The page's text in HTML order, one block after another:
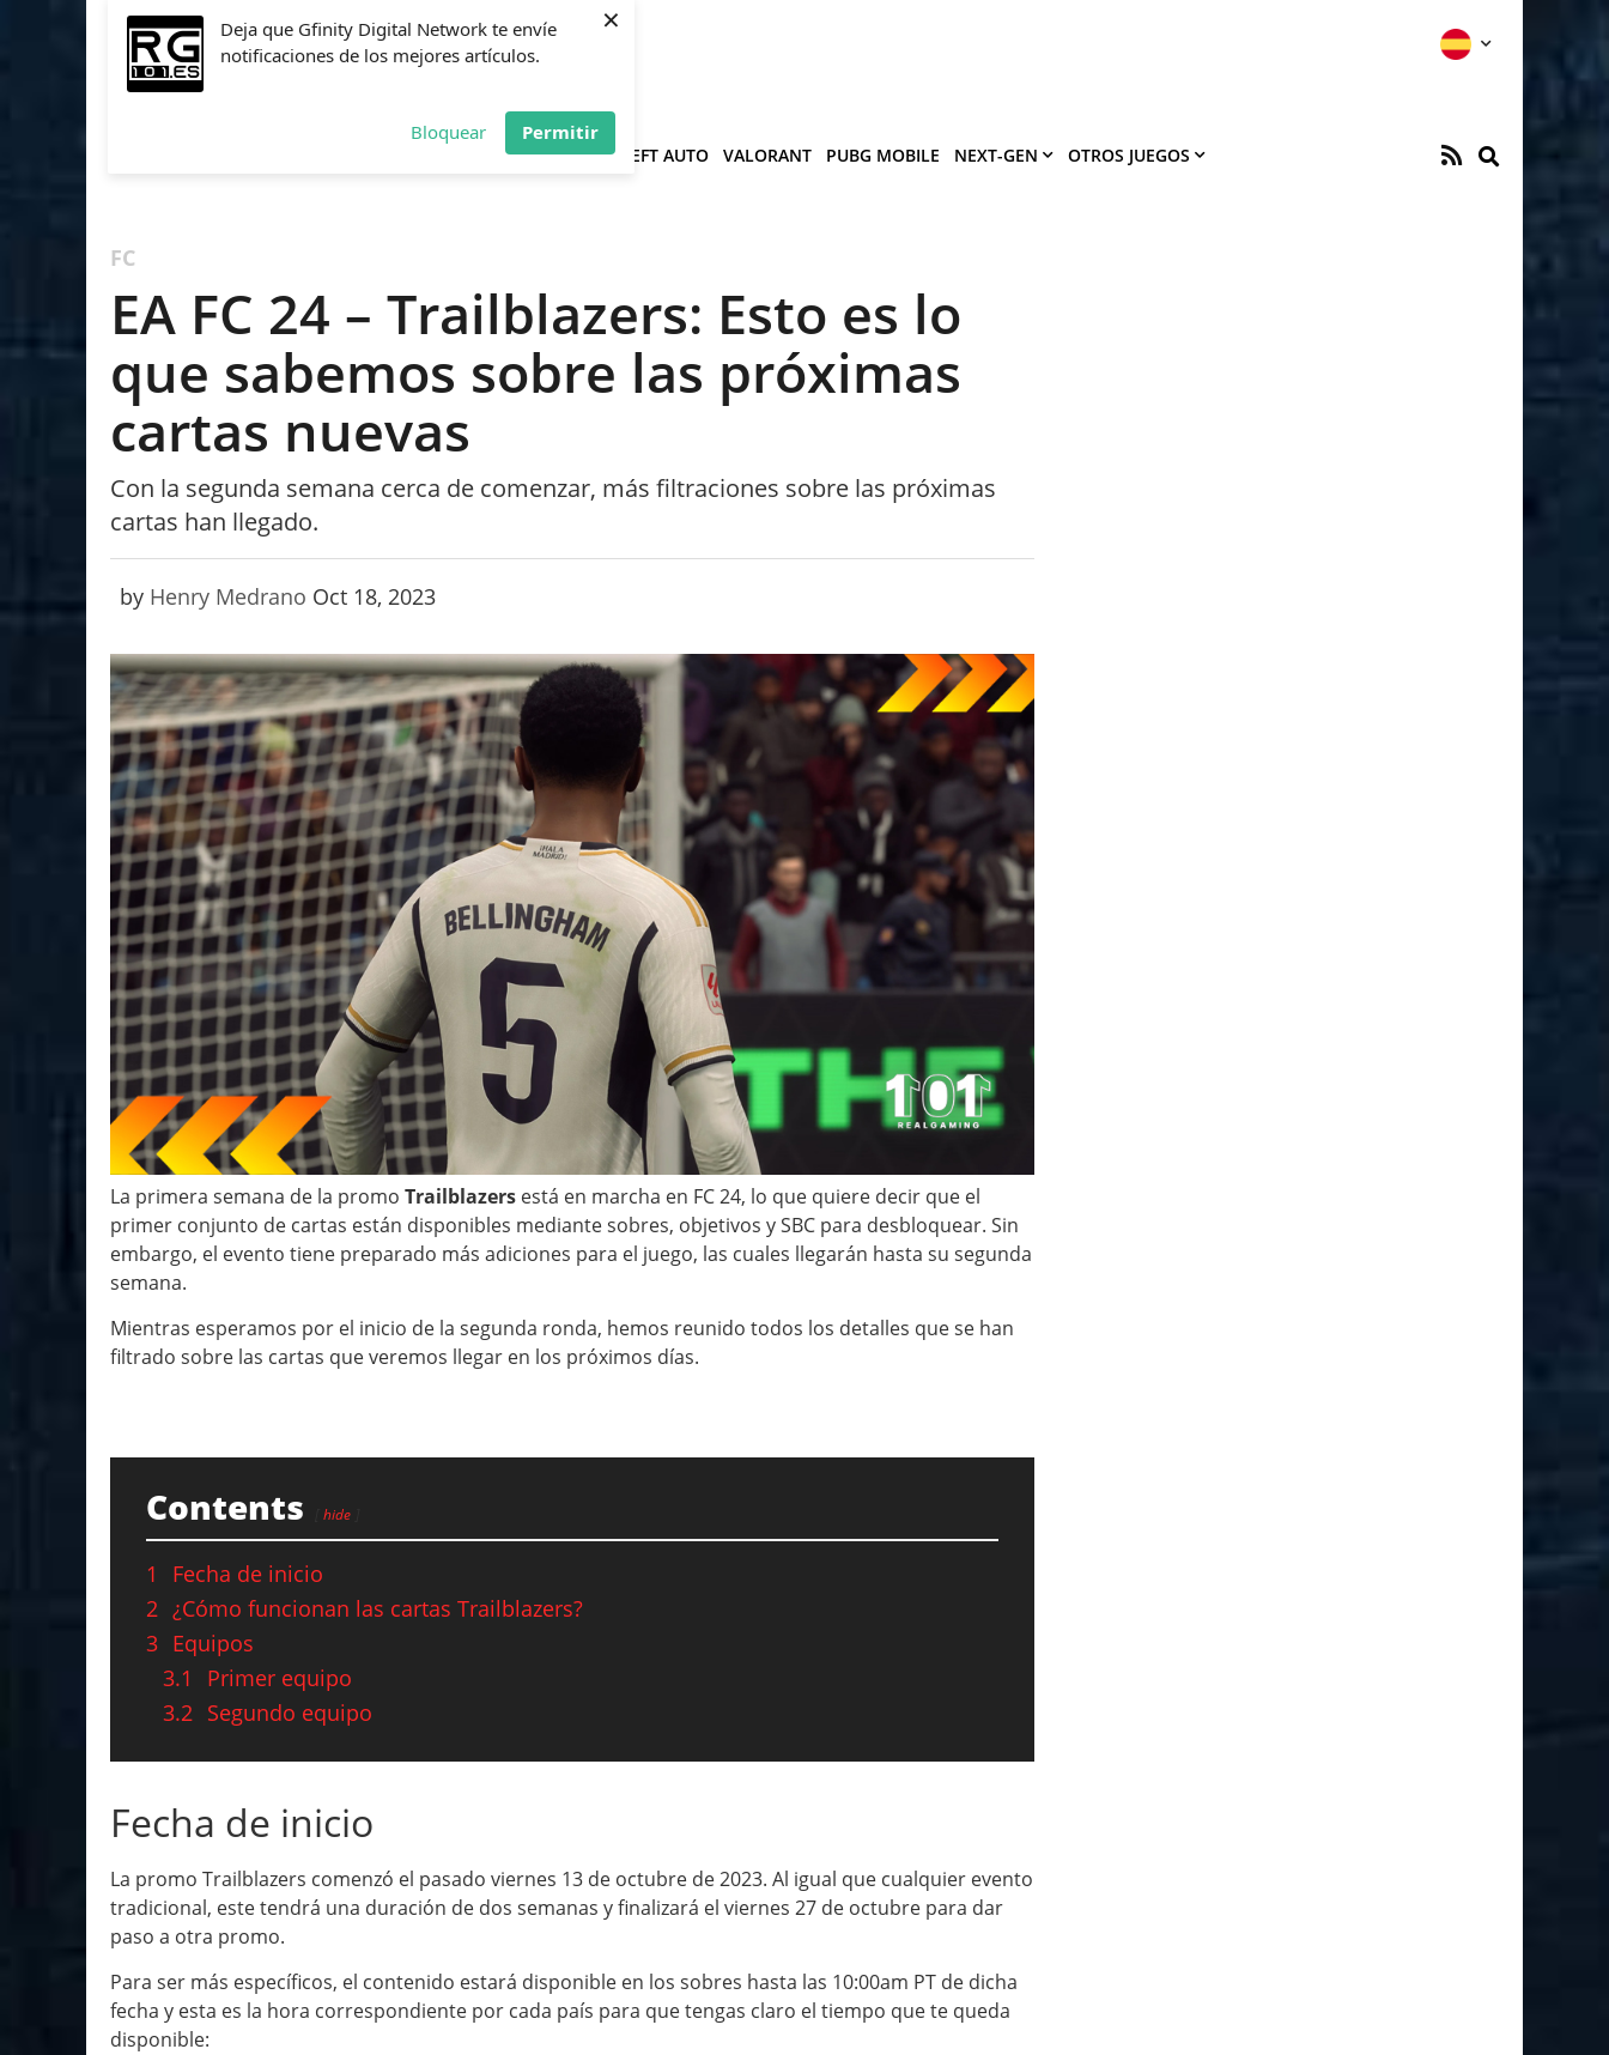
Deja que Gfinity Digital Network te envíe
notificaciones de los mejores artículos.
Bloquear Permitir
×
PES GRAND THEFT AUTO VALORANT PUBG MOBILE NEXT-GEN OTROS JUEGOS
FC
EA FC 24 – Trailblazers: Esto es lo
que sabemos sobre las próximas
cartas nuevas
Con la segunda semana cerca de comenzar, más filtraciones sobre las próximas
cartas han llegado.
by Henry Medrano Oct 18, 2023
La primera semana de la promo Trailblazers está en marcha en FC 24, lo que quiere decir que el
primer conjunto de cartas están disponibles mediante sobres, objetivos y SBC para desbloquear. Sin
embargo, el evento tiene preparado más adiciones para el juego, las cuales llegarán hasta su segunda
semana.
Mientras esperamos por el inicio de la segunda ronda, hemos reunido todos los detalles que se han
filtrado sobre las cartas que veremos llegar en los próximos días.
Contents hide
1
Fecha de inicio
2 ¿Cómo funcionan las cartas Trailblazers?
3 Equipos
3.1
Primer equipo
3.2 Segundo equipo
Fecha de inicio
La promo Trailblazers comenzó el pasado viernes 13 de octubre de 2023. Al igual que cualquier evento
tradicional, este tendrá una duración de dos semanas y finalizará el viernes 27 de octubre para dar
paso a otra promo.
Para ser más específicos, el contenido estará disponible en los sobres hasta las 10:00am PT de dicha
fecha y esta es la hora correspondiente por cada país para que tengas claro el tiempo que te queda
disponible: